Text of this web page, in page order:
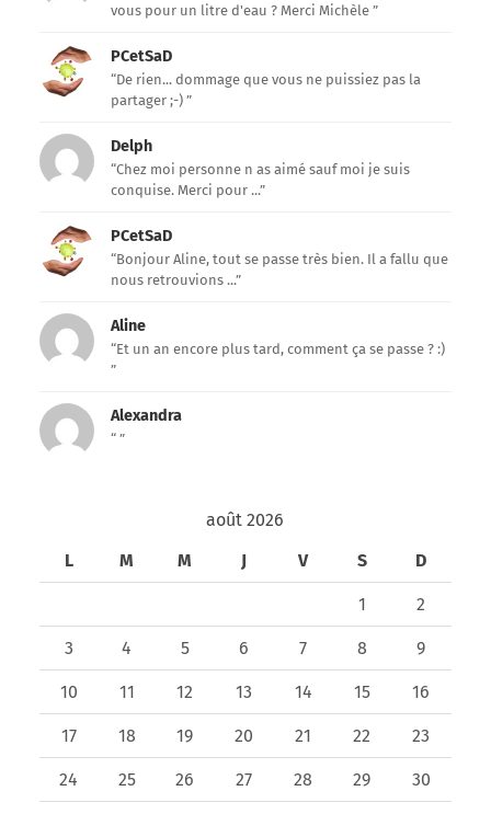
vous pour un litre d'eau ? Merci Michèle ”
PCetSaD
“De rien... dommage que vous ne puissiez pas la
partager ;-) ”
Delph
“Chez moi personne n as aimé sauf moi je suis
conquise. Merci pour ...”
PCetSaD
“Bonjour Aline, tout se passe très bien. Il a fallu que
nous retrouvions ...”
Aline
“Et un an encore plus tard, comment ça se passe ? :)
”
Alexandra
“ ”
août 2026
L
M M J V S D
1 2
3 4 5 6 7 8 9
10 11 12 13 14 15 16
17 18 19 20 21 22 23
24 25 26 27 28 29 30